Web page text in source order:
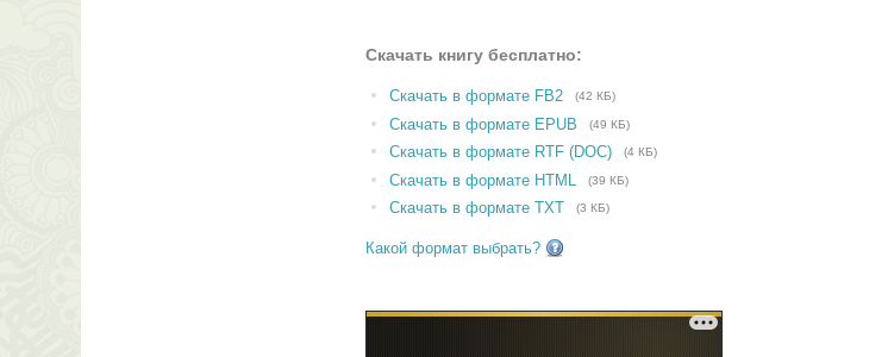
Скачать книгу бесплатно:
Скачать в формате FB2 (42 КБ)
Скачать в формате EPUB (49 КБ)
Скачать в формате RTF (DOC) (4 КБ)
Скачать в формате HTML (39 КБ)
Скачать в формате TXT (3 КБ)
Какой формат выбрать?